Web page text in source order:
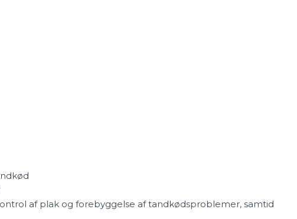
af plak og forebyggelse af tandkødsproblemer, samtid